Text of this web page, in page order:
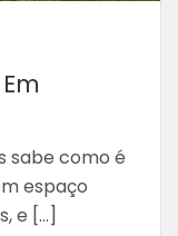
sabe como é
espaço
e […]